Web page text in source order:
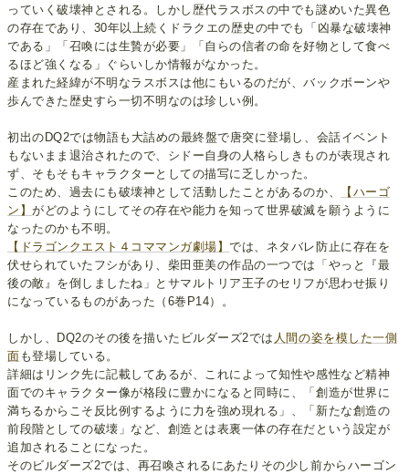
っていく破壊神とされる。しかし歴代ラスボスの中でも謎めいた異色
の存在であり、30年以上続くドラクエの歴史の中でも「凶暴な破壊神
である」「召喚には生贄が必要」「自らの信者の命を好物として食べ
るほど強くなる」ぐらいしか情報がなかった。
産まれた経緯が不明なラスボスは他にもいるのだが、バックボーンや
歩んできた歴史すら一切不明なのは珍しい例。
初出のDQ2では物語も大詰めの最終盤で唐突に登場し、会話イベント
もないまま退治されたので、シドー自身の人格らしきものが表現され
ず、そもそもキャラクターとしての描写に乏しかった。
このため、過去にも破壊神として活動したことがあるのか、
【ハーゴ
ン】がどのようにしてその存在や能力を知って世界破滅を願うように
なったのかも不明。
【ドラゴンクエスト４コママンガ劇場】では、ネタバレ防止に存在を
伏せられていたフシがあり、柴田亜美の作品の一つでは「やっと『最
後の敵』を倒しましたね」とサマルトリア王子のセリフが思わせ振り
になっているものがあった（6巻P14）。
しかし、DQ2のその後を描いたビルダーズ2では 人間の姿を模した一側
面 も登場している。
詳細はリンク先に記載してあるが、これによって知性や感性など精神
面でのキャラクター像が格段に豊かになると同時に、「創造が世界に
満ちるからこそ反比例するように力を強め現れる」、「新たな創造の
前段階としての破壊」など、創造とは表裏一体の存在だという設定が
追加されることになった。
そのビルダーズ2では、再召喚されるにあたりその少し前からハーゴン